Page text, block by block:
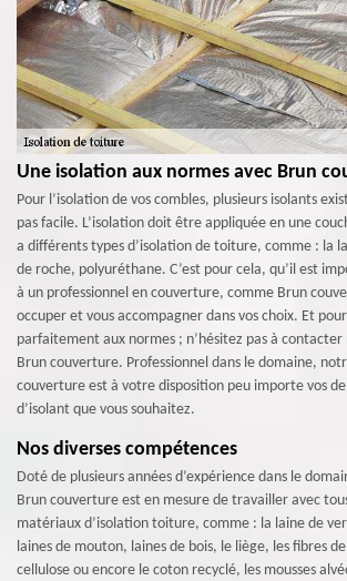
Une isolation aux normes avec Brun
Pour l’isolation de vos combles, plusieurs isolants
pas facile. L’isolation doit être appliquée en une
a différents types d’isolation de toiture, comme : la
de roche, polyuréthane. C’est pour cela, qu’il est
à un professionnel en couverture, comme Brun
occuper et vous accompagner dans vos choix. Et
parfaitement aux normes ; n’hésitez pas à
Brun couverture. Professionnel dans le domaine,
couverture est à votre disposition peu importe vos
d’isolant que vous souhaitez.
Nos diverses compétences
Doté de plusieurs années d’expérience dans le
Brun couverture est en mesure de travailler avec
matériaux d’isolation toiture, comme : la laine de
laines de mouton, laines de bois, le liège, les fibres
cellulose ou encore le coton recyclé, les mousses